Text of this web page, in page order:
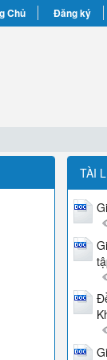
Chủ Đăng ký
TÀI